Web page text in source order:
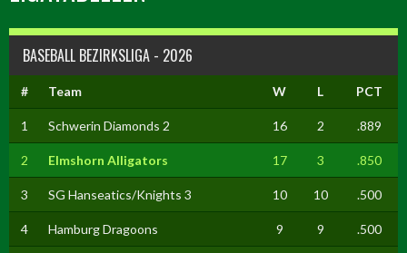
BASEBALL BEZIRKSLIGA - 2026
# Team W L PCT
1 Schwerin Diamonds 2 16 2 .889
2 Elmshorn Alligators 17 3 .850
3 SG Hanseatics/Knights 3 10 10 .500
4 Hamburg Dragoons 9 9 .500